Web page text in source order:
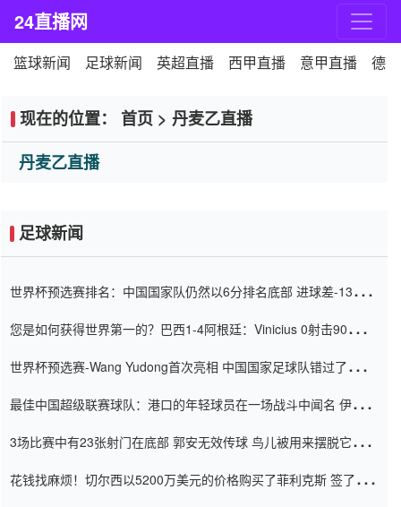
24直播网
篮球新闻 足球新闻 英超直播 西甲直播 意甲直播 德
现在的位置： 首页 > 丹麦乙直播
丹麦乙直播
足球新闻
世界杯预选赛排名：中国国家队仍然以6分排名底部 进球差-13令人
您是如何获得世界第一的？巴西1-4阿根廷：Vinicius 0射击90分钟
世界杯预选赛-Wang Yudong首次亮相 中国国家足球队错过了世界
最佳中国超级联赛球队：港口的年轻球员在一场战斗中闻名 伊万放
3场比赛中有23张射门在底部 郭安无效传球 鸟儿被用来摆脱它
花钱找麻烦！切尔西以5200万美元的价格购买了菲利克斯 签了7年